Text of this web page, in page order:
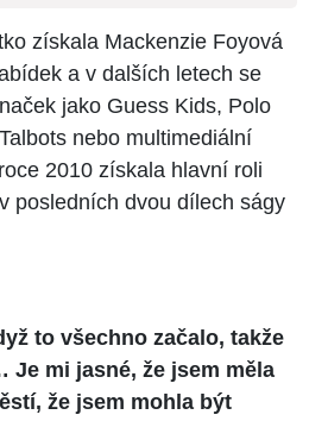
získala Mackenzie Foyová
a v dalších letech se
jako Guess Kids, Polo
nebo multimediální
2010 získala hlavní roli
posledních dvou dílech ságy
to všechno začalo, takže
mi jasné, že jsem měla
že jsem mohla být